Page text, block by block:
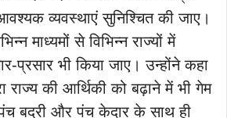
व्यवस्थाएं सुनिश्चित की जाए।
माध्यमों से विभिन्न राज्यों में
प्रसार भी किया जाए। उन्होंने कहा
राज्य की आर्थिकी को बढ़ाने में भी गेम
बद्री और पंच केदार के साथ ही